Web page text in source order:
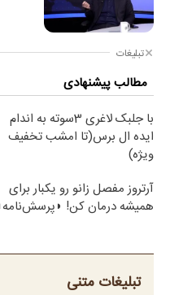
تبلیغات
مطالب پیشنهادی
با جلبک لاغری 3سوته به اندام
ایده ال برس(تا امشب تخفیف
ویژه)
آرتروز مفصل زانو رو یکبار برای
همیشه درمان کن!
تبلیغات متنی